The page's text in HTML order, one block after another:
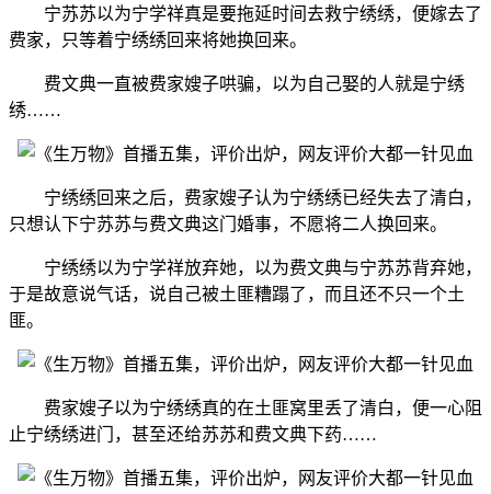
宁苏苏以为宁学祥真是要拖延时间去救宁绣绣，便嫁去了
费家，只等着宁绣绣回来将她换回来。
费文典一直被费家嫂子哄骗，以为自己娶的人就是宁绣
绣……
宁绣绣回来之后，费家嫂子认为宁绣绣已经失去了清白，
只想认下宁苏苏与费文典这门婚事，不愿将二人换回来。
宁绣绣以为宁学祥放弃她，以为费文典与宁苏苏背弃她，
于是故意说气话，说自己被土匪糟蹋了，而且还不只一个土
匪。
费家嫂子以为宁绣绣真的在土匪窝里丢了清白，便一心阻
止宁绣绣进门，甚至还给苏苏和费文典下药……